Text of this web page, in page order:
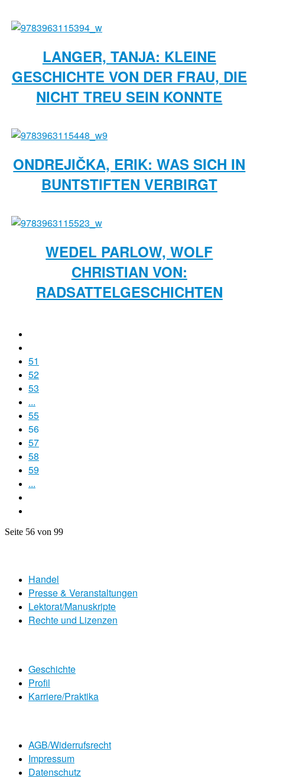
LANGER, TANJA: KLEINE
GESCHICHTE VON DER FRAU, DIE
NICHT TREU SEIN KONNTE
ONDREJIČKA, ERIK: WAS SICH IN
BUNTSTIFTEN VERBIRGT
WEDEL PARLOW, WOLF
CHRISTIAN VON:
RADSATTELGESCHICHTEN
51
52
53
...
55
56
57
58
59
...
Seite 56 von 99
Handel
Presse & Veranstaltungen
Lektorat/Manuskripte
Rechte und Lizenzen
Geschichte
Profil
Karriere/Praktika
AGB/Widerrufsrecht
Impressum
Datenschutz